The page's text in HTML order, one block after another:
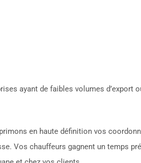
ayant de faibles volumes d’export
en haute définition vos
Vos chauffeurs gagnent un temps